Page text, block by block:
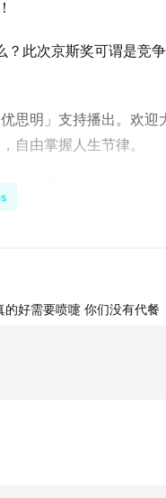
此次京斯奖可谓是竞
思明」支持播出。欢迎
自由掌握人生节律。
握自己身体的权利。而
，在国外很常见。多年
螺酮，会更接近女性自
能平衡我们女性体内激
多女性掌握生育主动权
好需要喷嚏 你们没有代餐